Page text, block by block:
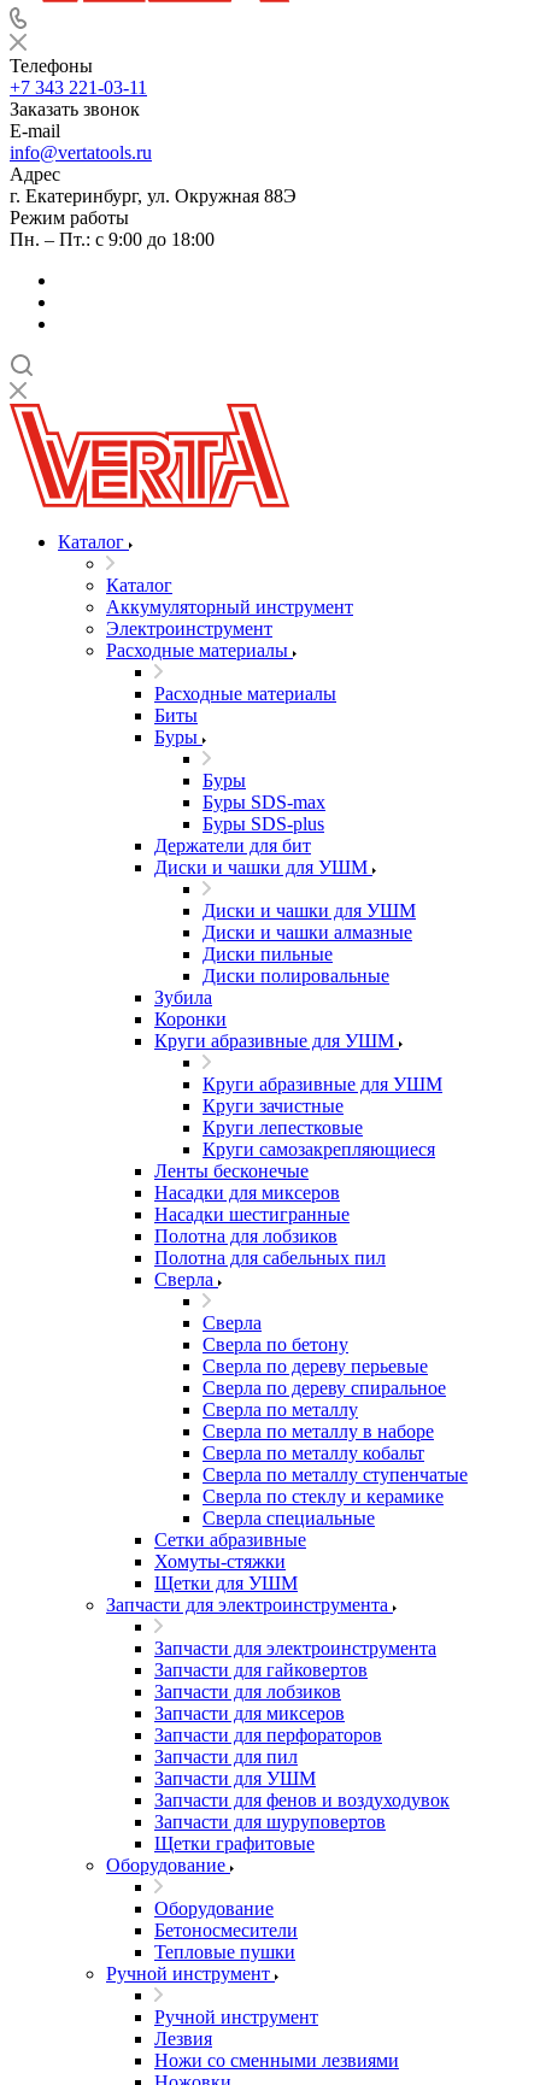
Телефоны
+7 343 221-03-11
Заказать звонок
E-mail
info@vertatools.ru
Адрес
г. Екатеринбург, ул. Окружная 88Э
Режим работы
Пн. – Пт.: с 9:00 до 18:00
Каталог
Каталог
Аккумуляторный инструмент
Электроинструмент
Расходные материалы
Расходные материалы
Биты
Буры
Буры
Буры SDS-max
Буры SDS-plus
Держатели для бит
Диски и чашки для УШМ
Диски и чашки для УШМ
Диски и чашки алмазные
Диски пильные
Диски полировальные
Зубила
Коронки
Круги абразивные для УШМ
Круги абразивные для УШМ
Круги зачистные
Круги лепестковые
Круги самозакрепляющиеся
Ленты бесконечые
Насадки для миксеров
Насадки шестигранные
Полотна для лобзиков
Полотна для сабельных пил
Сверла
Сверла
Сверла по бетону
Сверла по дереву перьевые
Сверла по дереву спиральное
Сверла по металлу
Сверла по металлу в наборе
Сверла по металлу кобальт
Сверла по металлу ступенчатые
Сверла по стеклу и керамике
Сверла специальные
Сетки абразивные
Хомуты-стяжки
Щетки для УШМ
Запчасти для электроинструмента
Запчасти для электроинструмента
Запчасти для гайковертов
Запчасти для лобзиков
Запчасти для миксеров
Запчасти для перфораторов
Запчасти для пил
Запчасти для УШМ
Запчасти для фенов и воздуходувок
Запчасти для шуруповертов
Щетки графитовые
Оборудование
Оборудование
Бетоносмесители
Тепловые пушки
Ручной инструмент
Ручной инструмент
Лезвия
Ножи со сменными лезвиями